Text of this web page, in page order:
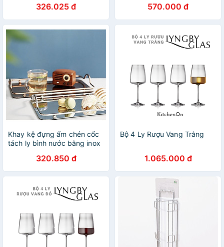
326.025 đ
H2316, H2317 & H2318
570.000 đ
Khay kệ đựng ấm chén cốc
tách ly bình nước bằng inox
34x20cm nhiều màu
320.850 đ
Bộ 4 Ly Rượu Vang Trắng
1.065.000 đ